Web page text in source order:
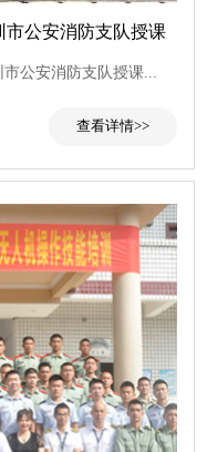
市公安消防支队授课
公安消防支队授课...
查看